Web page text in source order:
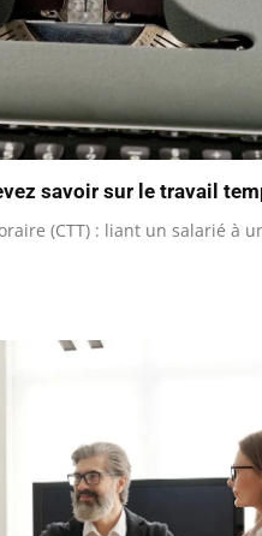
savoir sur le travail
(CTT) : liant un salarié à